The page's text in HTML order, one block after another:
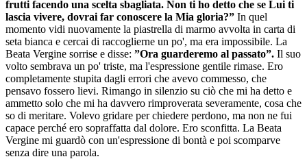
frutti facendo una scelta sbagliata. Non ti ho detto che se Lui ti
lascia vivere, dovrai far conoscere la Mia gloria?” In quel
momento vidi nuovamente la piastrella di marmo avvolta in carta di
seta bianca e cercai di raccoglierne un po', ma era impossibile. La
Beata Vergine sorrise e disse: ”Ora guarderemo al passato”. Il suo
volto sembrava un po' triste, ma l'espressione gentile rimase. Ero
completamente stupita dagli errori che avevo commesso, che
pensavo fossero lievi. Rimango in silenzio su ciò che mi ha detto e
ammetto solo che mi ha davvero rimproverata severamente, cosa che
so di meritare. Volevo gridare per chiedere perdono, ma non ne fui
capace perché ero sopraffatta dal dolore. Ero sconfitta. La Beata
Vergine mi guardò con un'espressione di bontà e poi scomparve
senza dire una parola.